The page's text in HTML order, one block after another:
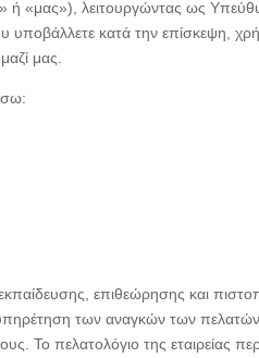
«μας»), λειτουργώντας ως
υποβάλλετε κατά την επίσκεψη,
μας.
επιθεώρησης και
των αναγκών των
Το πελατολόγιο της εταιρείας